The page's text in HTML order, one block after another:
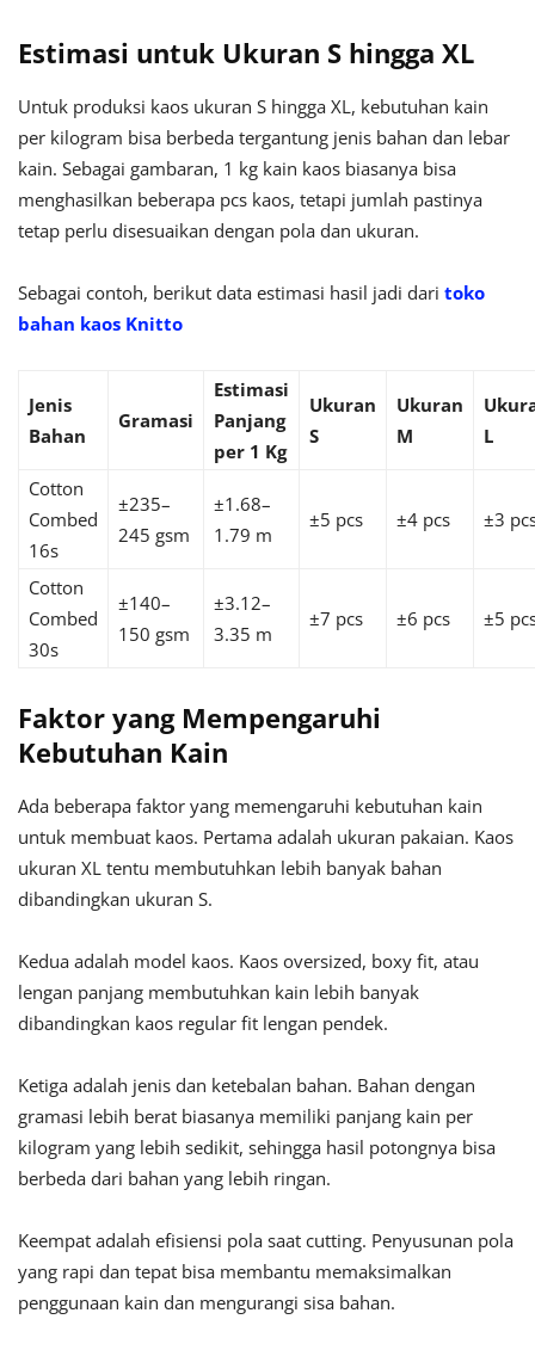
Estimasi untuk Ukuran S hingga XL
Untuk produksi kaos ukuran S hingga XL, kebutuhan kain
per kilogram bisa berbeda tergantung jenis bahan dan lebar
kain. Sebagai gambaran, 1 kg kain kaos biasanya bisa
menghasilkan beberapa pcs kaos, tetapi jumlah pastinya
tetap perlu disesuaikan dengan pola dan ukuran.
Sebagai contoh, berikut data estimasi hasil jadi dari toko
bahan kaos Knitto
Jenis
Bahan
Gramasi
Estimasi
Panjang
per 1 Kg
Ukuran
S
Ukuran
M
L
Cotton
Combed
16s
±235–
245 gsm
±1.68–
1.79 m
±5 pcs ±4 pcs ±3
Cotton
Combed
30s
±140–
150 gsm
±3.12–
3.35 m
±7 pcs ±6 pcs ±5
Faktor yang Mempengaruhi
Kebutuhan Kain
Ada beberapa faktor yang memengaruhi kebutuhan kain
untuk membuat kaos. Pertama adalah ukuran pakaian. Kaos
ukuran XL tentu membutuhkan lebih banyak bahan
dibandingkan ukuran S.
Kedua adalah model kaos. Kaos oversized, boxy fit, atau
lengan panjang membutuhkan kain lebih banyak
dibandingkan kaos regular fit lengan pendek.
Ketiga adalah jenis dan ketebalan bahan. Bahan dengan
gramasi lebih berat biasanya memiliki panjang kain per
kilogram yang lebih sedikit, sehingga hasil potongnya bisa
berbeda dari bahan yang lebih ringan.
Keempat adalah efisiensi pola saat cutting. Penyusunan pola
yang rapi dan tepat bisa membantu memaksimalkan
penggunaan kain dan mengurangi sisa bahan.